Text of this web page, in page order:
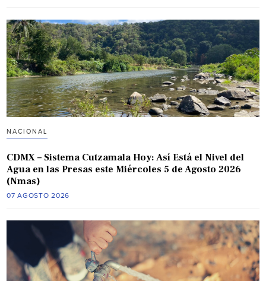
NACIONAL
CDMX – Sistema Cutzamala Hoy: Así Está el Nivel del
Agua en las Presas este Miércoles 5 de Agosto 2026
(Nmas)
07 AGOSTO 2026